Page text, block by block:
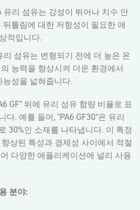
유리 섬유는 강성이 뛰어나 치수 안
뒤틀림에 대한 저항성이 필요한 애
적입니다.
리 섬유는 변형되기 전에 더 높은 온
능력을 향상시켜 더운 환경에서
능성을 넓혀줍니다.
GF" 뒤에 유리 섬유 함량 비율로 표
다. 예를 들어, "PA6 GF30"은 유리
30%인 소재를 나타냅니다. 이 특정
향상된 특성과 경제성 사이에서 적절
다양한 애플리케이션에 널리 사용
분야: